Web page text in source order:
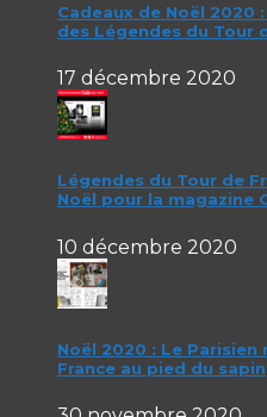
Cadeaux de Noël 2020
des Légendes du Tour
17 décembre 2020
Légendes du Tour de
Noël pour la magazine
10 décembre 2020
Noël 2020 : Le
France au pied du sapin